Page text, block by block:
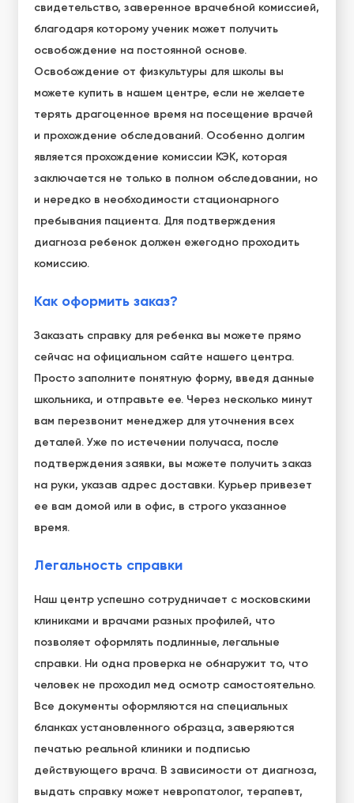
свидетельство, заверенное врачебной комиссией,
благодаря которому ученик может получить
освобождение на постоянной основе.
Освобождение от физкультуры для школы вы
можете купить в нашем центре, если не желаете
терять драгоценное время на посещение врачей
и прохождение обследований. Особенно долгим
является прохождение комиссии КЭК, которая
заключается не только в полном обследовании, но
и нередко в необходимости стационарного
пребывания пациента. Для подтверждения
диагноза ребенок должен ежегодно проходить
комиссию.
Как оформить заказ?
Заказать справку для ребенка вы можете прямо
сейчас на официальном сайте нашего центра.
Просто заполните понятную форму, введя данные
школьника, и отправьте ее. Через несколько минут
вам перезвонит менеджер для уточнения всех
деталей. Уже по истечении получаса, после
подтверждения заявки, вы можете получить заказ
на руки, указав адрес доставки. Курьер привезет
ее вам домой или в офис, в строго указанное
время.
Легальность справки
Наш центр успешно сотрудничает с московскими
клиниками и врачами разных профилей, что
позволяет оформлять подлинные, легальные
справки. Ни одна проверка не обнаружит то, что
человек не проходил мед осмотр самостоятельно.
Все документы оформляются на специальных
бланках установленного образца, заверяются
печатью реальной клиники и подписью
действующего врача. В зависимости от диагноза,
выдать справку может невропатолог, терапевт,